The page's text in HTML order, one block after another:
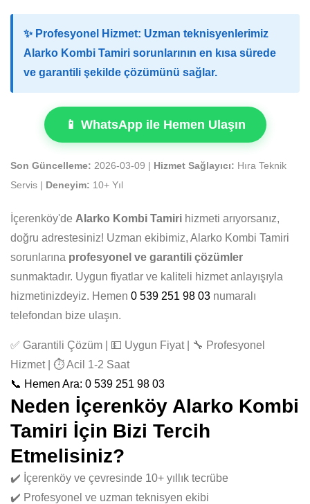
✨ Profesyonel Hizmet: Uzman teknisyenlerimiz
Alarko Kombi Tamiri sorunlarının en kısa sürede
ve garantili şekilde çözümünü sağlar.
📱 WhatsApp ile Hemen Ulaşın
Son Güncelleme: 2026-03-09 | Hizmet Sağlayıcı: Hıra Teknik
Servis |
Deneyim: 10+ Yıl
İçerenköy'de Alarko Kombi Tamiri hizmeti arıyorsanız,
doğru adrestesiniz! Uzman ekibimiz, Alarko Kombi Tamiri
sorunlarına profesyonel ve garantili çözümler
sunmaktadır. Uygun fiyatlar ve kaliteli hizmet anlayışıyla
hizmetinizdeyiz. Hemen 0 539 251 98 03 numaralı
telefondan bize ulaşın.
✅ Garantili Çözüm | 💵 Uygun Fiyat | 🔧 Profesyonel
Hizmet | ⏱️ Acil 1-2 Saat
📞 Hemen Ara: 0 539 251 98 03
Neden İçerenköy Alarko Kombi
Tamiri İçin Bizi Tercih
Etmelisiniz?
✔️ İçerenköy ve çevresinde 10+ yıllık tecrübe
✔️ Profesyonel ve uzman teknisyen ekibi